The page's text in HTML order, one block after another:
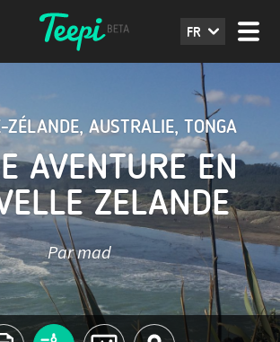
FR
ZÉLANDE, AUSTRALIE, TONGA
AVENTURE EN
ZELANDE
Par mad